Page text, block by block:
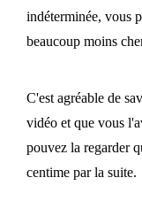
indéterminée, vous
beaucoup moins
C'est agréable de
vidéo et que vous
pouvez la regarder
centime par la suite.